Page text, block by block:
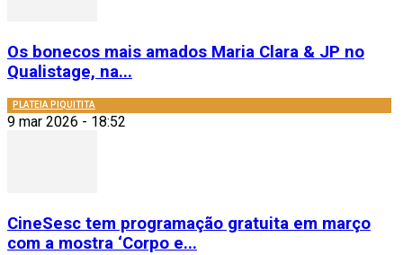
Os bonecos mais amados Maria Clara & JP no
Qualistage, na...
PLATEIA PIQUITITA
9 mar 2026 - 18:52
CineSesc tem programação gratuita em março
com a mostra ‘Corpo e...